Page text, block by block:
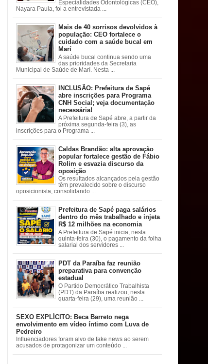
Especialidades Odontológicas (CEO),
Nayara Paula, foi a entrevistada ...
Mais de 40 sorrisos devolvidos à
população: CEO fortalece o
cuidado com a saúde bucal em
Marí
A saúde bucal continua sendo uma
das prioridades da Secretaria
Municipal de Saúde de Marí. Nesta ...
INCLUSÃO: Prefeitura de Sapé
abre inscrições para Programa
CNH Social; veja documentação
necessária!
A Prefeitura de Sapé abre, a partir da
próxima segunda-feira (3), as
inscrições para o Programa ...
Caldas Brandão: alta aprovação
popular fortalece gestão de Fábio
Rolim e esvazia discurso da
oposição
Os resultados alcançados pela gestão
têm prevalecido sobre o discurso
oposicionista, consolidando ...
Prefeitura de Sapé paga salários
dentro do mês trabalhado e injeta
R$ 12 milhões na economia
A Prefeitura de Sapé inicia, nesta
quinta-feira (30), o pagamento da folha
salarial dos servidores ...
PDT da Paraíba faz reunião
preparativa para convenção
estadual
O Partido Democrático Trabalhista
(PDT) da Paraíba realizou, nesta
quarta-feira (29), uma reunião ...
SEXO EXPLÍCITO: Beca Barreto nega
envolvimento em vídeo íntimo com Luva de
Pedreiro
Influenciadores foram alvo de fake news ao serem
acusados de protagonizar um conteúdo ...